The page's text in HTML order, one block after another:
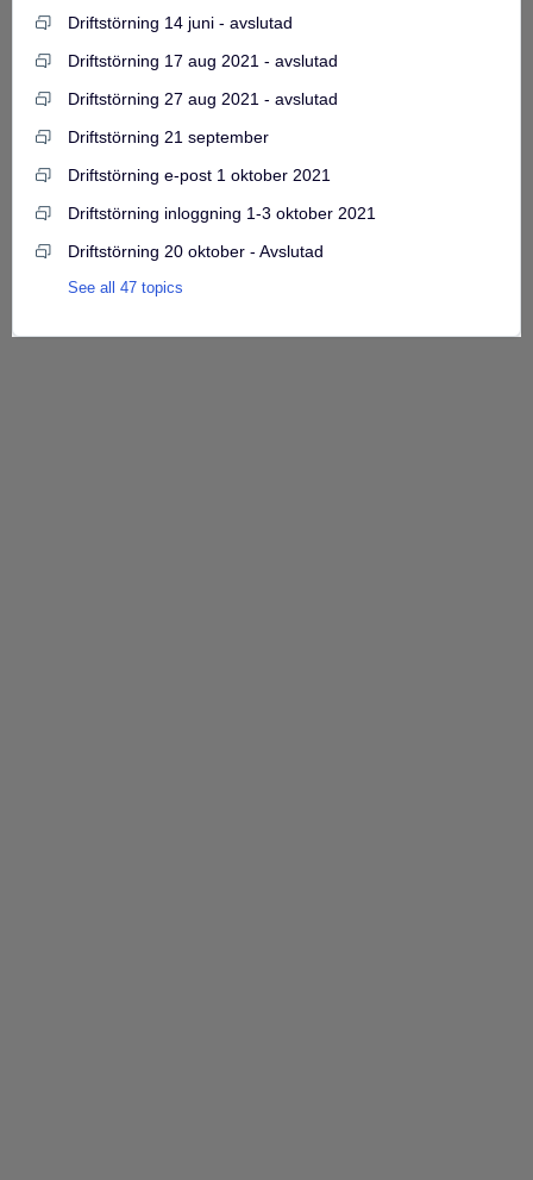
Driftstörning 14 juni - avslutad
Driftstörning 17 aug 2021 - avslutad
Driftstörning 27 aug 2021 - avslutad
Driftstörning 21 september
Driftstörning e-post 1 oktober 2021
Driftstörning inloggning 1-3 oktober 2021
Driftstörning 20 oktober - Avslutad
See all 47 topics